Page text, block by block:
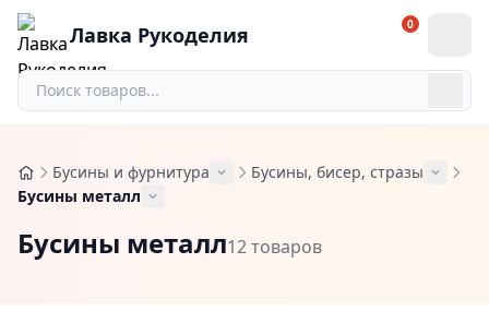
Лавка Рукоделия 0
Бусины и фурнитура
Бусины, бисер, стразы
Бусины металл
Бусины металл12 товаров